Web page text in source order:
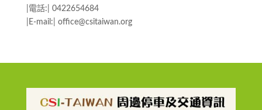
|電話:| 0422654684
|E-mail:| office@csitaiwan.org